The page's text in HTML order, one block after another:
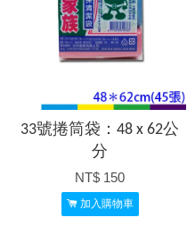
33號捲筒袋：48 x 62公
分
NT$ 150
加入購物車